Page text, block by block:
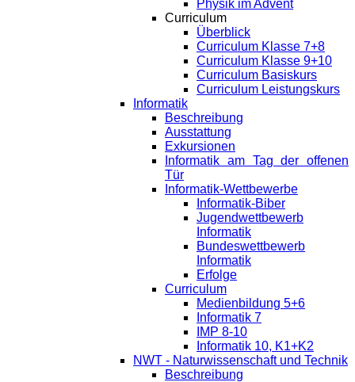
Physik im Advent
Curriculum
Überblick
Curriculum Klasse 7+8
Curriculum Klasse 9+10
Curriculum Basiskurs
Curriculum Leistungskurs
Informatik
Beschreibung
Ausstattung
Exkursionen
Informatik am Tag der offenen
Tür
Informatik-Wettbewerbe
Informatik-Biber
Jugendwettbewerb
Informatik
Bundeswettbewerb
Informatik
Erfolge
Curriculum
Medienbildung 5+6
Informatik 7
IMP 8-10
Informatik 10, K1+K2
NWT - Naturwissenschaft und Technik
Beschreibung